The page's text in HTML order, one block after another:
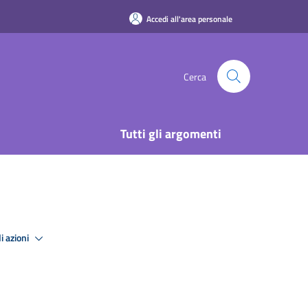
Accedi all'area personale
Cerca
Tutti gli argomenti
azioni